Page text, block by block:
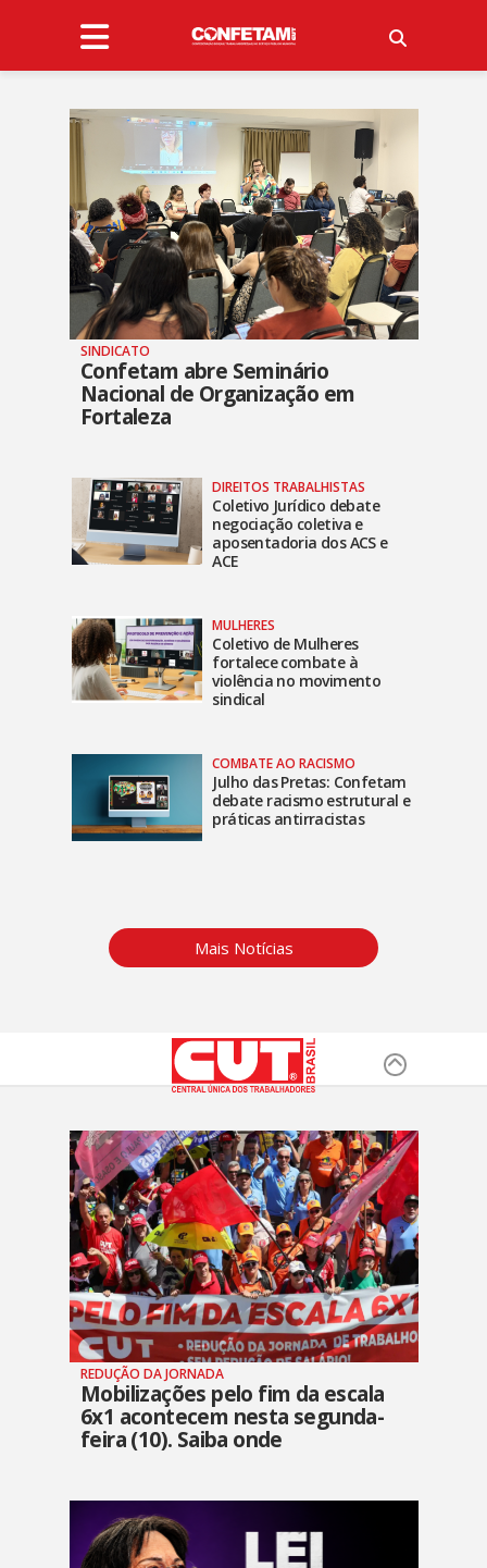
SINDICATO
Confetam abre Seminário
Nacional de Organização em
Fortaleza
DIREITOS TRABALHISTAS
Coletivo Jurídico debate
negociação coletiva e
aposentadoria dos ACS e
ACE
MULHERES
Coletivo de Mulheres
fortalece combate à
violência no movimento
sindical
COMBATE AO RACISMO
Julho das Pretas: Confetam
debate racismo estrutural e
práticas antirracistas
Mais Notícias
REDUÇÃO DA JORNADA
Mobilizações pelo fim da escala
6x1 acontecem nesta segunda-
feira (10). Saiba onde